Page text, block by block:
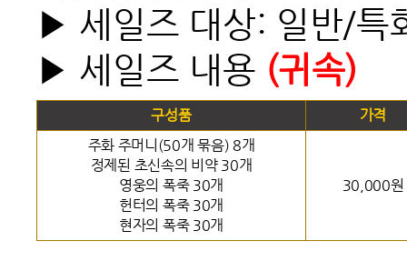
▶ 세일즈 대상: 일반/특
▶ 세일즈 내용 (귀속)
구성품
가격
주화 주머니(50개 묶음) 8개
정제된 초신속의 비약 30개
영웅의 폭죽 30개
헌터의 폭죽 30개
현자의 폭죽 30개
30,000원